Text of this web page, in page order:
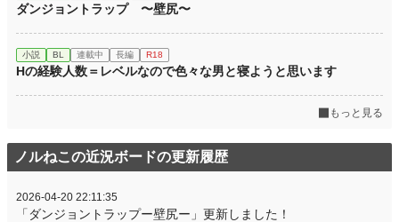
ダンジョントラップ 〜壁尻〜
小説 BL 連載中 長編 R18
Hの経験人数＝レベルなので色々な男と寝ようと思います
もっと見る
ノルねこの近況ボードの更新履歴
2026-04-20 22:11:35
「ダンジョントラップー壁尻ー」更新しました！